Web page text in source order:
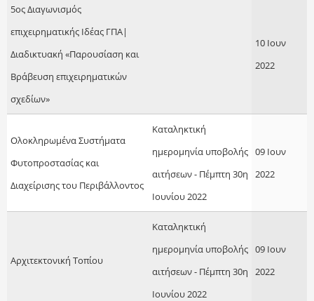
5ος Διαγωνισμός
επιχειρηματικής Ιδέας ΓΠΑ|
Διαδικτυακή «Παρουσίαση και
Βράβευση επιχειρηματικών
σχεδίων»
10 Ιουν
2022
Ολοκληρωμένα Συστήματα
Φυτοπροστασίας και
Διαχείρισης του Περιβάλλοντος
Kαταληκτική
ημερομηνία υποβολής
αιτήσεων - Πέμπτη 30η
Ιουνίου 2022
09 Ιουν
2022
Αρχιτεκτονική Τοπίου
Kαταληκτική
ημερομηνία υποβολής
αιτήσεων - Πέμπτη 30η
Ιουνίου 2022
09 Ιουν
2022